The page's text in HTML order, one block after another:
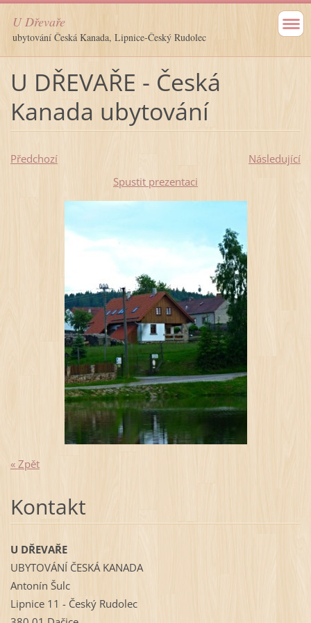
U Dřevaře
ubytování Česká Kanada, Lipnice-Český Rudolec
U DŘEVAŘE - Česká
Kanada ubytování
Předchozí
Následující
Spustit prezentaci
« Zpět
Kontakt
U DŘEVAŘE
UBYTOVÁNÍ ČESKÁ KANADA
Antonín Šulc
Lipnice 11 - Český Rudolec